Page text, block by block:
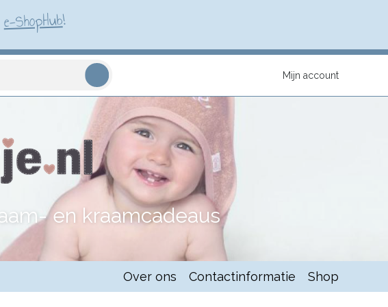
e-ShopHub!
Mijn account
en kraamcadeaus
Over ons Contactinformatie Shop